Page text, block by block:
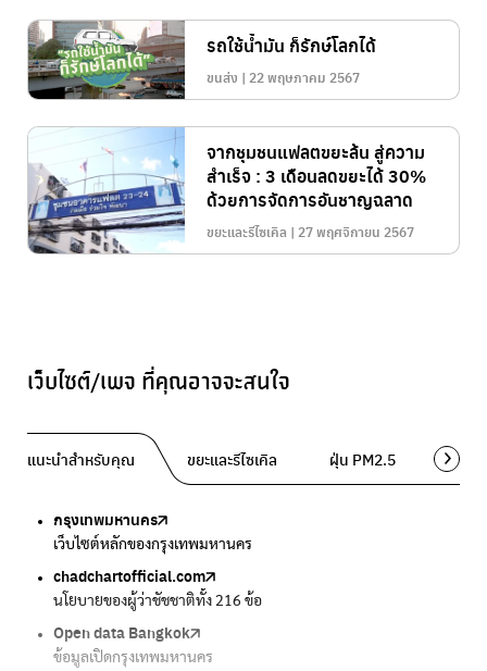
รถใช้น้ำมัน ก็รักษ์โลกได้
ขนส่ง | 22 พฤษภาคม 2567
จากชุมชนแฟลตขยะล้น สู่ความ
สำเร็จ : 3 เดือนลดขยะได้ 30%
ด้วยการจัดการอันชาญฉลาด
ขยะและรีไซเคิล | 27 พฤศจิกายน 2567
เว็บไซต์/เพจ ที่คุณอาจจะสนใจ
แนะนำสำหรับคุณ ขยะและรีไซเคิล ฝุ่น PM2.5 พื้นที่สี
กรุงเทพมหานคร
เว็บไซต์หลักของกรุงเทพมหานคร
chadchartofficial.com
นโยบายของผู้ว่าชัชชาติทั้ง 216 ข้อ
Open data Bangkok
ข้อมูลเปิดกรุงเทพมหานคร
Traffy Fondue
แจ้งปัญหาขยะ เพื่อให้หน่วยงานแก้ไข
BKK Zero Waste
กรุงเทพฯไม่เทรวม
ลุงซาเล้งกับขยะที่หายไป
เริ่มแยกขยะตั้งแต่วันนี้ เดี๋ยวลุงสอนให้
Traffy Fondue
แจ้งปัญหาฝุ่น เพื่อให้หน่วยงานแก้ไข
Airbkk
รายงานคุณภาพอากาศในกรุงเทพมหานคร
Air4Thai
ตรวจสอบสภาพอากาศรอบตัวคุณง่ายๆ
Bangkok Trees
ความคืบหน้าโครงการต้นไม้ล้านต้น
Greener Bangkok 2030
โครงการเพิ่มพื้นที่สีเขียวภายในปี 2030
We park
เครือข่ายพัฒนาเมืองและชุมชนสุขภาวะ
DCCE
กรมการเปลี่ยนแปลงสภาพภูมิอากาศและสิ่งแวดล้อม
BangkokStories
เรื่องราวในกรุงเทพโดยครีเอเตอร์
กรมควบคุมมลพิษ
แหล่งข้อมูลเกี่ยวกับมาตรฐานคุณภาพอากาศ น้ำ และเสียง